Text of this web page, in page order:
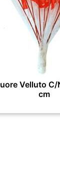
Velluto
cm